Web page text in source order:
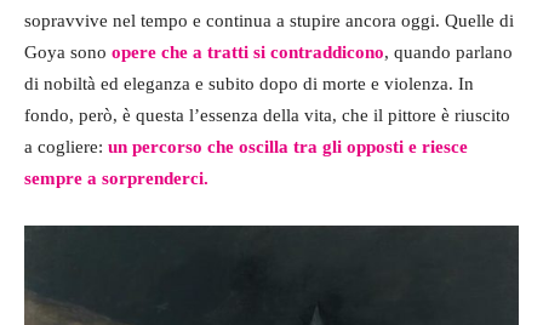
sopravvive nel tempo e continua a stupire ancora oggi. Quelle di
Goya sono opere che a tratti si contraddicono, quando parlano
di nobiltà ed eleganza e subito dopo di morte e violenza. In
fondo, però, è questa l’essenza della vita, che il pittore è riuscito
a cogliere: un percorso che oscilla tra gli opposti e riesce
sempre a sorprenderci.